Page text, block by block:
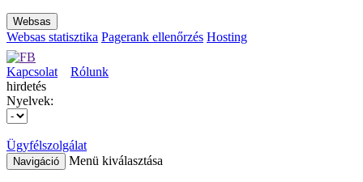
Websas
Websas statisztika Pagerank ellenőrzés Hosting
Kapcsolat
Rólunk
hirdetés
Nyelvek:
Ügyfélszolgálat
Navigáció Menü kiválasztása